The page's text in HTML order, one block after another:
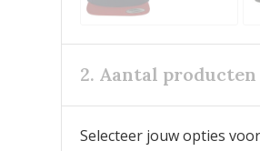
2. Aantal producten
Selecteer jouw opties